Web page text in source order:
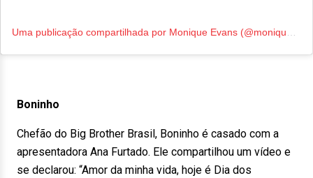
Uma publicação compartilhada por Monique Evans (@moniquevansreal)
Boninho
Chefão do Big Brother Brasil, Boninho é casado com a
apresentadora Ana Furtado. Ele compartilhou um vídeo e
se declarou: “Amor da minha vida, hoje é Dia dos